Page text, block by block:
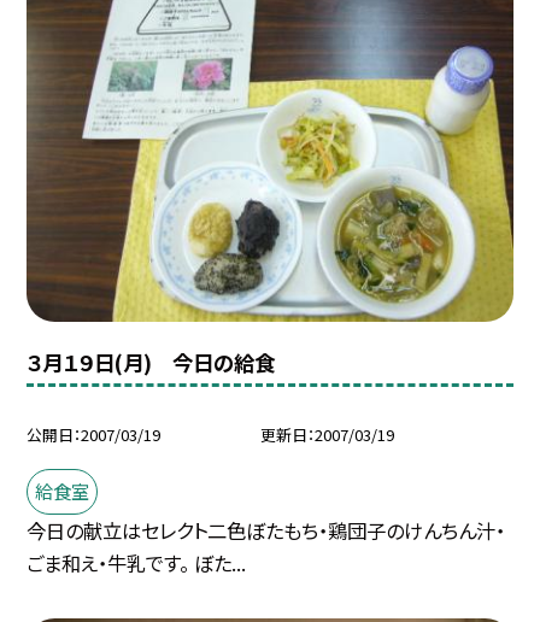
３月１９日(月) 今日の給食
公開日 2007/03/19 更新日 2007/03/19
給食室
今日の献立はセレクト二色ぼたもち・鶏団子のけんちん汁・
ごま和え・牛乳です。 ぼた...